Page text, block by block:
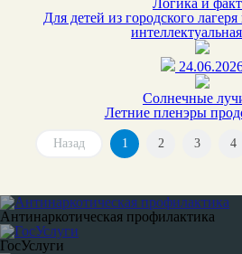
Логика и
Для детей из городского
Солнечные
Летние пленэры
Назад 1 2 3 4
Антинаркотическая профилактика
ГосУслуги